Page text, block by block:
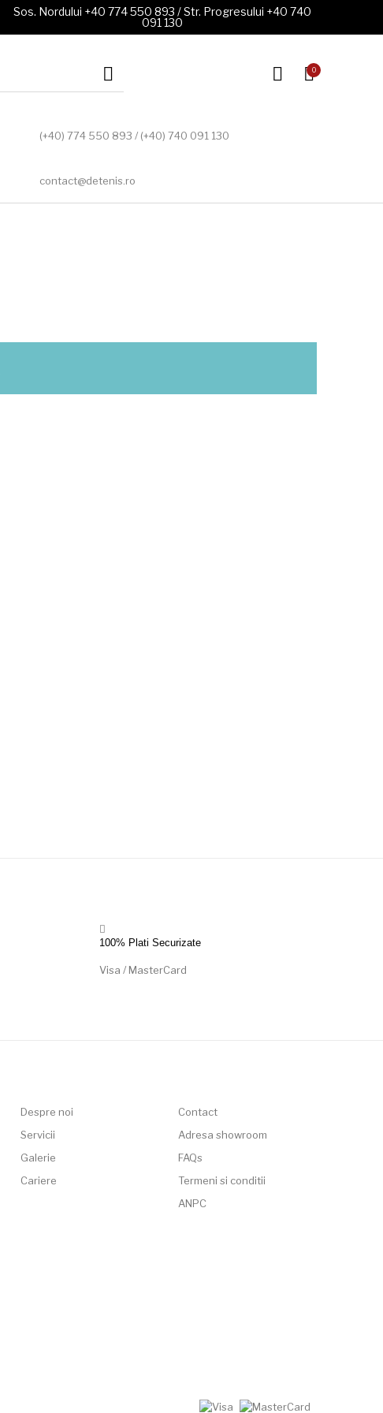
Sos. Nordului +40 774 550 893 / Str. Progresului +40 740
091 130
0
(+40) 774 550 893 / (+40) 740 091 130
contact@detenis.ro
100% Plati Securizate
Visa / MasterCard
Despre noi
Servicii
Galerie
Cariere
Contact
Adresa showroom
FAQs
Termeni si conditii
ANPC